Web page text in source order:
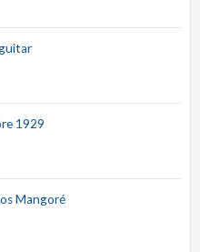
1929
Mangoré